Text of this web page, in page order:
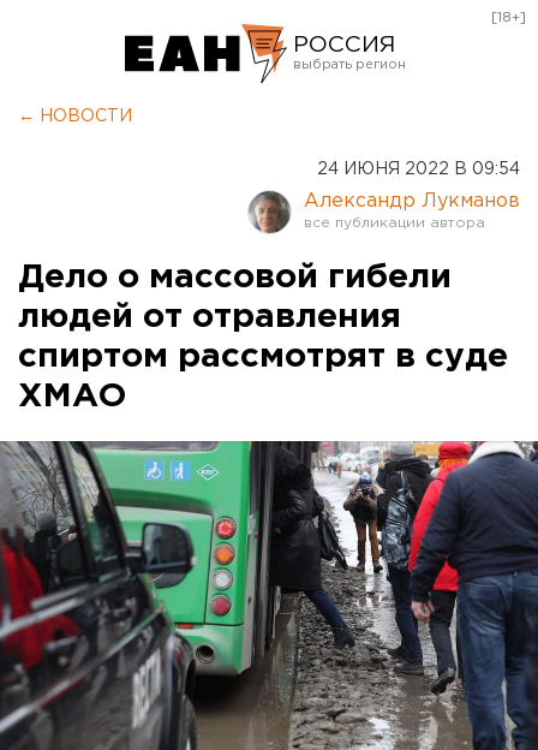
РОССИЯ
Оренбург
[18+]
← НОВОСТИ
24 ИЮНЯ 2022 В 09:54
Александр Лукманов
Дело о массовой гибели
людей от отравления
спиртом рассмотрят в суде
ХМАО